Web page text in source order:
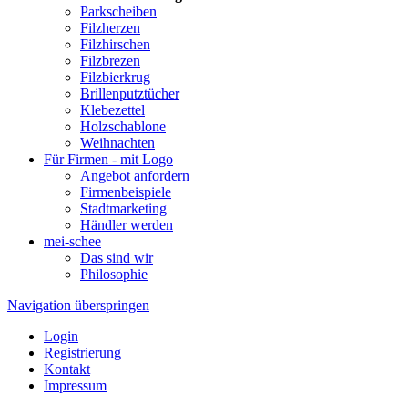
Parkscheiben
Filzherzen
Filzhirschen
Filzbrezen
Filzbierkrug
Brillenputztücher
Klebezettel
Holzschablone
Weihnachten
Für Firmen - mit Logo
Angebot anfordern
Firmenbeispiele
Stadtmarketing
Händler werden
mei-schee
Das sind wir
Philosophie
Navigation überspringen
Login
Registrierung
Kontakt
Impressum